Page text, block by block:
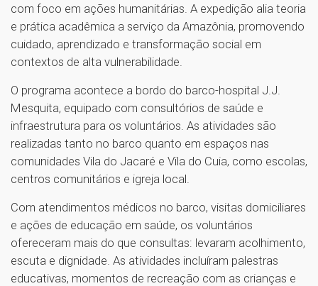
com foco em ações humanitárias. A expedição alia teoria
e prática acadêmica a serviço da Amazônia, promovendo
cuidado, aprendizado e transformação social em
contextos de alta vulnerabilidade.
O programa acontece a bordo do barco-hospital J.J.
Mesquita, equipado com consultórios de saúde e
infraestrutura para os voluntários. As atividades são
realizadas tanto no barco quanto em espaços nas
comunidades Vila do Jacaré e Vila do Cuia, como escolas,
centros comunitários e igreja local.
Com atendimentos médicos no barco, visitas domiciliares
e ações de educação em saúde, os voluntários
ofereceram mais do que consultas: levaram acolhimento,
escuta e dignidade. As atividades incluíram palestras
educativas, momentos de recreação com as crianças e